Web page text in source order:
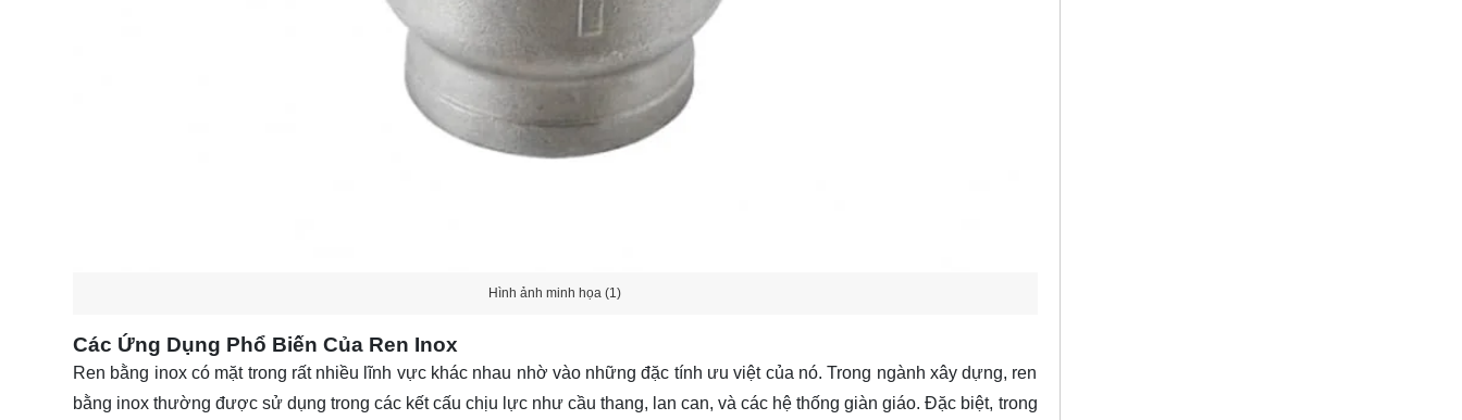
Hình ảnh minh họa (1)
Các Ứng Dụng Phổ Biến Của Ren Inox
Ren bằng inox có mặt trong rất nhiều lĩnh vực khác nhau nhờ vào những đặc tính ưu việt của nó. Trong ngành xây dựng, ren
bằng inox thường được sử dụng trong các kết cấu chịu lực như cầu thang, lan can, và các hệ thống giàn giáo. Đặc biệt, trong